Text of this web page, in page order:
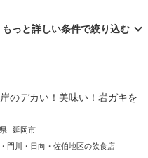
もっと詳しい条件で絞り込む
のデカい！美味い！岩ガキを
延岡市
門川・日向・佐伯地区の飲食店